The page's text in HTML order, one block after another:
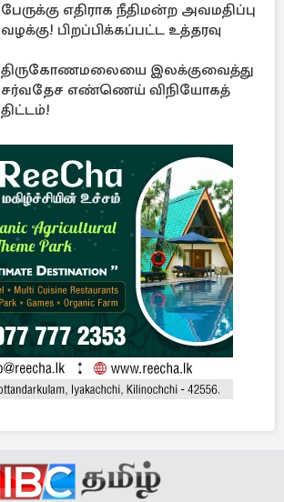
பேருக்கு எதிராக நீதிமன்ற அவமதிப்பு
வழக்கு! பிறப்பிக்கப்பட்ட உத்தரவு
திருகோணமலையை இலக்குவைத்து
சர்வதேச எண்ணெய் விநியோகத்
திட்டம்!